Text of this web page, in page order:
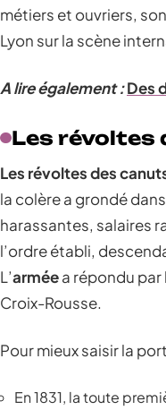
métiers et ouvriers,
Lyon sur la scène
A lire également :Des
Les révoltes
Les révoltes des
la colère a grondé
harassantes, salaires
l’ordre établi,
L’arméea répondu par
Croix-Rousse.
Pour mieux saisir la
En 1831, la toute